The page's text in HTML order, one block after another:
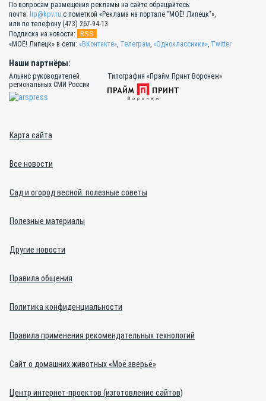
По вопросам размещения рекламы на сайте обращайтесь:
почта: lip@kpv.ru с пометкой «Реклама на портале "МОЁ! Липецк"»,
или по телефону (473) 267-94-13
Подписка на новости:
RSS
«МОЁ! Липецк» в сети: «ВКонтакте», Телеграм, «Одноклассники», Twitter
Наши партнёры:
Альянс руководителей
региональных СМИ России
Типография «Прайм Принт Воронеж»
Карта сайта
Все новости
Сад и огород весной: полезные советы
Полезные материалы
Другие новости
Правила общения
Политика конфиденциальности
Правила применения рекомендательных технологий
Сайт о домашних животных «Моё зверьё»
Центр интернет-проектов (изготовление сайтов)